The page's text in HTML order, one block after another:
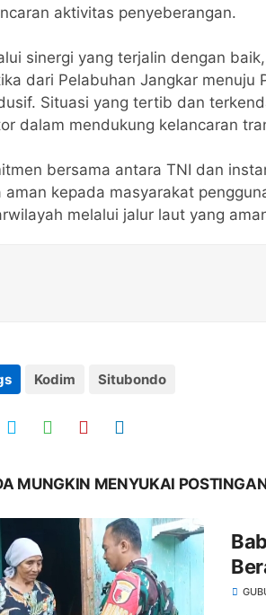
aktivitas penyeberangan.
sinergi yang terjalin dengan
dari Pelabuhan Jangkar menuju
Situasi yang tertib dan
dalam mendukung kelancaran
bersama antara TNI dan
aman kepada masyarakat
melalui jalur laut yang
Kodim Situbondo
MUNGKIN MENYUKAI